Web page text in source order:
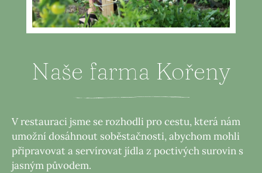
Naše farma Kořeny
V restauraci jsme se rozhodli pro cestu, která nám
umožní dosáhnout soběstačnosti, abychom mohli
připravovat a servírovat jídla z poctivých surovin s
jasným původem.